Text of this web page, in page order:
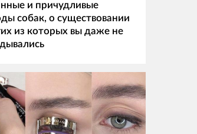
и причудливые
собак, о существовании
из которых вы даже не